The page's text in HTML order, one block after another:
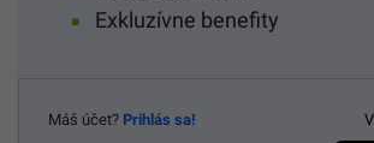
Exkluzívne benefity
Máš účet? Prihlás sa!